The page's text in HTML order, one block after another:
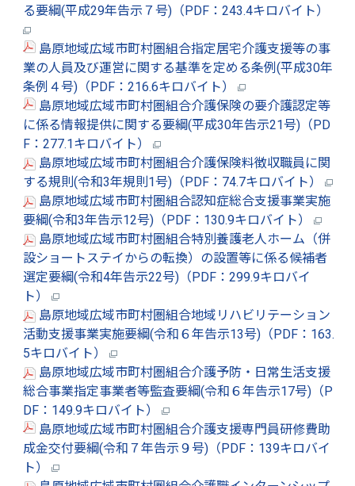
る要綱(平成29年告示７号)（PDF：243.4キロバイト）
島原地域広域市町村圏組合指定居宅介護支援等の事
業の人員及び運営に関する基準を定める条例(平成30年
条例４号)（PDF：216.6キロバイト）
島原地域広域市町村圏組合介護保険の要介護認定等
に係る情報提供に関する要綱(平成30年告示21号)（PD
F：277.1キロバイト）
島原地域広域市町村圏組合介護保険料徴収職員に関
する規則(令和3年規則1号)（PDF：74.7キロバイト）
島原地域広域市町村圏組合認知症総合支援事業実施
要綱(令和3年告示12号)（PDF：130.9キロバイト）
島原地域広域市町村圏組合特別養護老人ホーム（併
設ショートステイからの転換）の設置等に係る候補者
選定要綱(令和4年告示22号)（PDF：299.9キロバイ
ト）
島原地域広域市町村圏組合地域リハビリテーション
活動支援事業実施要綱(令和６年告示13号)（PDF：163.
5キロバイト）
島原地域広域市町村圏組合介護予防・日常生活支援
総合事業指定事業者等監査要綱(令和６年告示17号)（P
DF：149.9キロバイト）
島原地域広域市町村圏組合介護支援専門員研修費助
成金交付要綱(令和７年告示９号)（PDF：139キロバイ
ト）